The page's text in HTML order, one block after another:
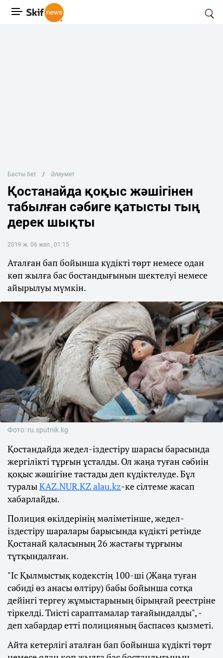
Басты бет Әлеумет
Қостанайда қоқыс жәшігінен
табылған сәбиге қатысты тың
дерек шықты
2019 ж. 06 жел., 01:15
Аталған бап бойынша күдікті төрт немесе одан
көп жылға бас бостандығынын шектелуі немесе
айырылуы мүмкін.
Фото: ru.sputnik.kg
Қостандайда жедел-іздестіру шарасы барасында
жергілікті тұрғын ұсталды. Ол жаңа туған сәбиін
қоқыс жәшігіне тастады деп күдіктелуде. Бұл
туралыKAZ.NUR.KZalau.kz-ке сілтеме жасап
хабарлайды.
Полиция өкілдерінің мәліметінше, жедел-
іздестіру шаралары барысында күдікті ретінде
Қостанай қаласының 26 жастағы тұрғыны
тұтқындалған.
"Іс Қылмыстық кодекстің 100-ші (Жаңа туған
сәбиді өз анасы өлтіру) бабы бойынша сотқа
дейінгі тергеу жұмыстарының бірыңғай реестріне
тіркелді. Тиісті сараптамалар тағайындалды", -
деп хабардар етті полицияның баспасөз қызметі.
Айта кетерлігі аталған бап бойынша күдікті төрт